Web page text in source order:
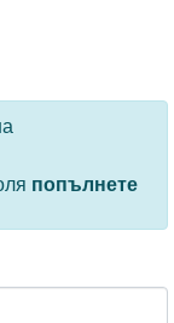
се ползват
попълнете